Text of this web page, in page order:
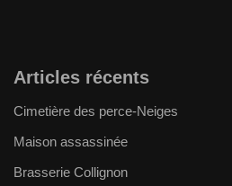
Articles récents
Cimetière des perce-Neiges
Maison assassinée
Brasserie Collignon